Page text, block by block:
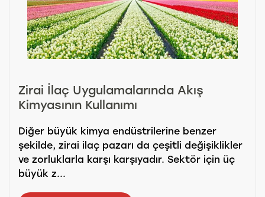
Zirai İlaç Uygulamalarında Akış
Kimyasının Kullanımı
Diğer büyük kimya endüstrilerine benzer
şekilde, zirai ilaç pazarı da çeşitli değişiklikler
ve zorluklarla karşı karşıyadır. Sektör için üç
büyük z...